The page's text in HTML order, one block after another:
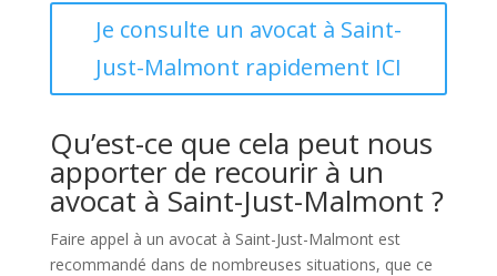
Je consulte un avocat à Saint-
Just-Malmont rapidement ICI
Qu’est-ce que cela peut nous
apporter de recourir à un
avocat à Saint-Just-Malmont ?
Faire appel à un avocat à Saint-Just-Malmont est
recommandé dans de nombreuses situations, que ce